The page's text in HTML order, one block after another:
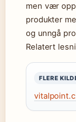
men vær
produkter
og unngå
Relatert
FLERE